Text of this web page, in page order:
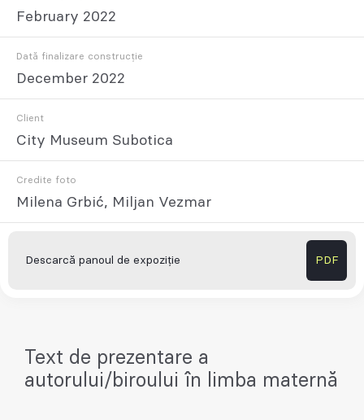
February 2022
Dată finalizare construcție
December 2022
Client
City Museum Subotica
Credite foto
Milena Grbić, Miljan Vezmar
Descarcă panoul de expoziție PDF
Text de prezentare a
autorului/biroului în limba maternă